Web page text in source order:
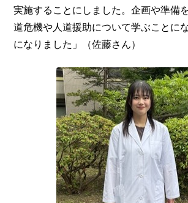
実施することにしました。企画や準備
道危機や人道援助について学ぶことに
になりました」（佐藤さん）